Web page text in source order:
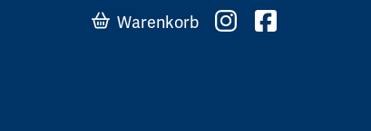
Warenkorb